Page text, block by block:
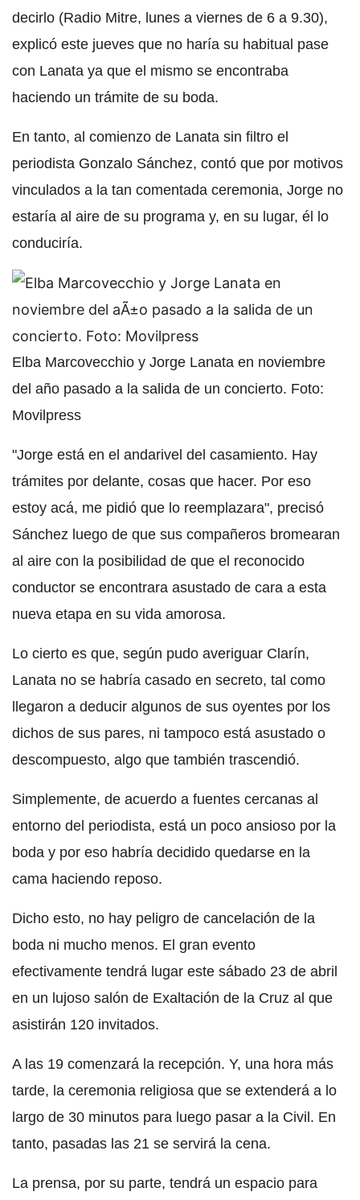
decirlo (Radio Mitre, lunes a viernes de 6 a 9.30),
explicó este jueves que no haría su habitual pase
con Lanata ya que el mismo se encontraba
haciendo un trámite de su boda.
En tanto, al comienzo de Lanata sin filtro el
periodista Gonzalo Sánchez, contó que por motivos
vinculados a la tan comentada ceremonia, Jorge no
estaría al aire de su programa y, en su lugar, él lo
conduciría.
Elba Marcovecchio y Jorge Lanata en noviembre
del año pasado a la salida de un concierto. Foto:
Movilpress
"Jorge está en el andarivel del casamiento. Hay
trámites por delante, cosas que hacer. Por eso
estoy acá, me pidió que lo reemplazara", precisó
Sánchez luego de que sus compañeros bromearan
al aire con la posibilidad de que el reconocido
conductor se encontrara asustado de cara a esta
nueva etapa en su vida amorosa.
Lo cierto es que, según pudo averiguar Clarín,
Lanata no se habría casado en secreto, tal como
llegaron a deducir algunos de sus oyentes por los
dichos de sus pares, ni tampoco está asustado o
descompuesto, algo que también trascendió.
Simplemente, de acuerdo a fuentes cercanas al
entorno del periodista, está un poco ansioso por la
boda y por eso habría decidido quedarse en la
cama haciendo reposo.
Dicho esto, no hay peligro de cancelación de la
boda ni mucho menos. El gran evento
efectivamente tendrá lugar este sábado 23 de abril
en un lujoso salón de Exaltación de la Cruz al que
asistirán 120 invitados.
A las 19 comenzará la recepción. Y, una hora más
tarde, la ceremonia religiosa que se extenderá a lo
largo de 30 minutos para luego pasar a la Civil. En
tanto, pasadas las 21 se servirá la cena.
La prensa, por su parte, tendrá un espacio para